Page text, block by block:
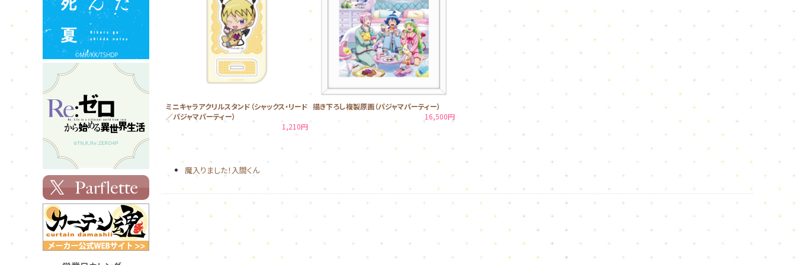
ミニキャラアクリルスタンド（シャックス・リード
／パジャマパーティー）
1,210円
描き下ろし複製原画（パジャマパーティー）
16,500円
魔入りました！入間くん